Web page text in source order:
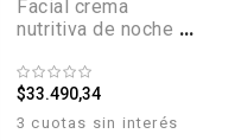
Facial crema
nutritiva de noche x
$33.490,34
3 cuotas sin interés